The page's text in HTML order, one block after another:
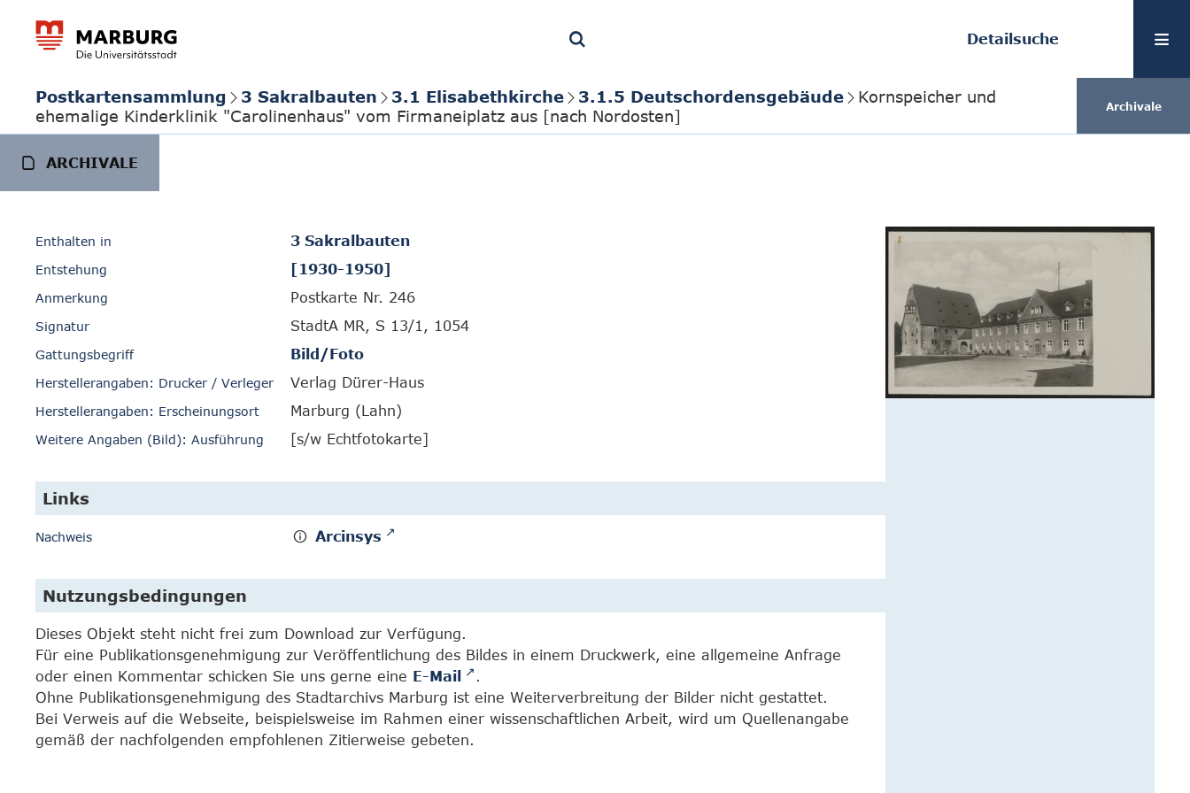
Detailsuche
Postkartensammlung 3 Sakralbauten 3.1 Elisabethkirche 3.1.5 Deutschordensgebäude
Kornspeicher und
ehemalige Kinderklinik "Carolinenhaus" vom Firmaneiplatz aus [nach Nordosten]
Archivale
ARCHIVALE
Enthalten in 3 Sakralbauten
Entstehung [1930-1950]
Anmerkung Postkarte Nr. 246
Signatur StadtA MR, S 13/1, 1054
Gattungsbegriff Bild/Foto
Herstellerangaben: Drucker / Verleger Verlag Dürer-Haus
Herstellerangaben: Erscheinungsort Marburg (Lahn)
Weitere Angaben (Bild): Ausführung [s/w Echtfotokarte]
Links
Nachweis Arcinsys
Nutzungsbedingungen
Dieses Objekt steht nicht frei zum Download zur Verfügung.
Für eine Publikationsgenehmigung zur Veröffentlichung des Bildes in einem Druckwerk, eine allgemeine Anfrage
oder einen Kommentar schicken Sie uns gerne eine E-Mail
.
Ohne Publikationsgenehmigung des Stadtarchivs Marburg ist eine Weiterverbreitung der Bilder nicht gestattet.
Bei Verweis auf die Webseite, beispielsweise im Rahmen einer wissenschaftlichen Arbeit, wird um Quellenangabe
gemäß der nachfolgenden empfohlenen Zitierweise gebeten.